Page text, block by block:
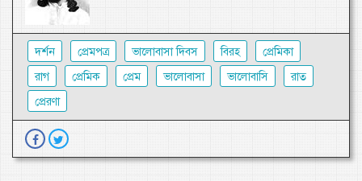
দর্শন প্রেমপত্র ভালোবাসা দিবস বিরহ
প্রেমিকা
রাগ
প্রেমিক প্রেম ভালোবাসা ভালোবাসি
রাত
প্রেরণা